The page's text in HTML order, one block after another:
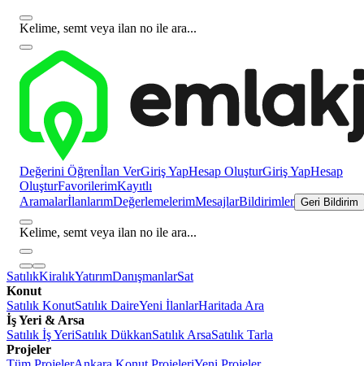
Kelime, semt veya ilan no ile ara...
Değerini Öğrenİlan VerGiriş YapHesap OluşturGiriş YapHesap
OluşturFavorilerimKayıtlı
AramalarİlanlarımDeğerlemelerimMesajlarBildirimler Geri Bildirim
Kelime, semt veya ilan no ile ara...
SatılıkKiralıkYatırımDanışmanlarSat
Konut
Satılık KonutSatılık DaireYeni İlanlarHaritada Ara
İş Yeri & Arsa
Satılık İş YeriSatılık DükkanSatılık ArsaSatılık Tarla
Projeler